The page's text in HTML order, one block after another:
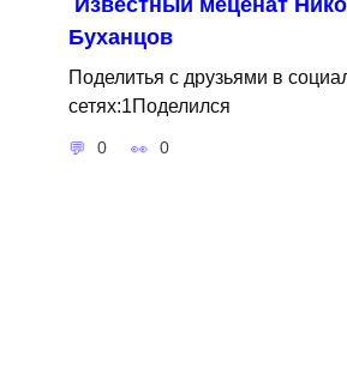
Известный меценат
Буханцов
Поделитья с друзьями в
сетях:1Поделился
0 0